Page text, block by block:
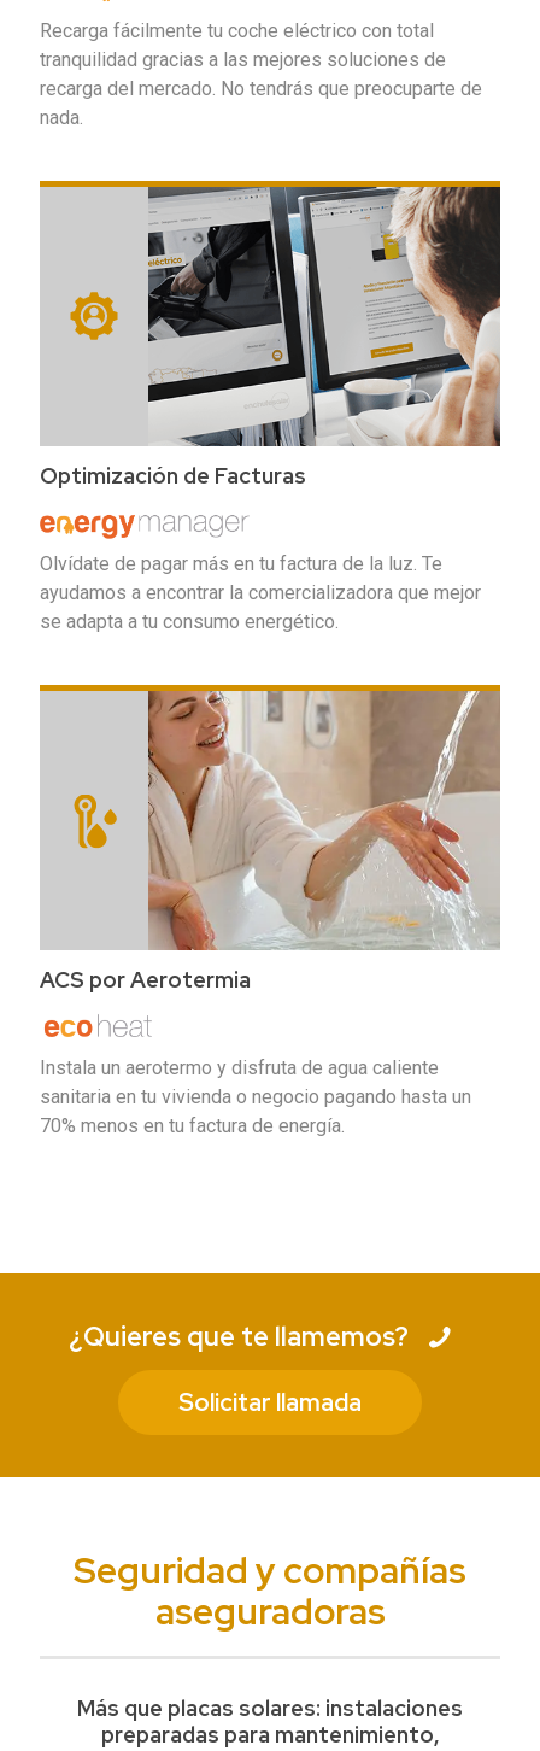
Recarga fácilmente tu coche eléctrico con total
tranquilidad gracias a las mejores soluciones de
recarga del mercado. No tendrás que preocuparte de
nada.
Optimización de Facturas
Olvídate de pagar más en tu factura de la luz. Te
ayudamos a encontrar la comercializadora que mejor
se adapta a tu consumo energético.
ACS por Aerotermia
Instala un aerotermo y disfruta de agua caliente
sanitaria en tu vivienda o negocio pagando hasta un
70% menos en tu factura de energía.
¿Quieres que te llamemos?
Solicitar llamada
Seguridad y compañías
aseguradoras
Más que placas solares: instalaciones
preparadas para mantenimiento,